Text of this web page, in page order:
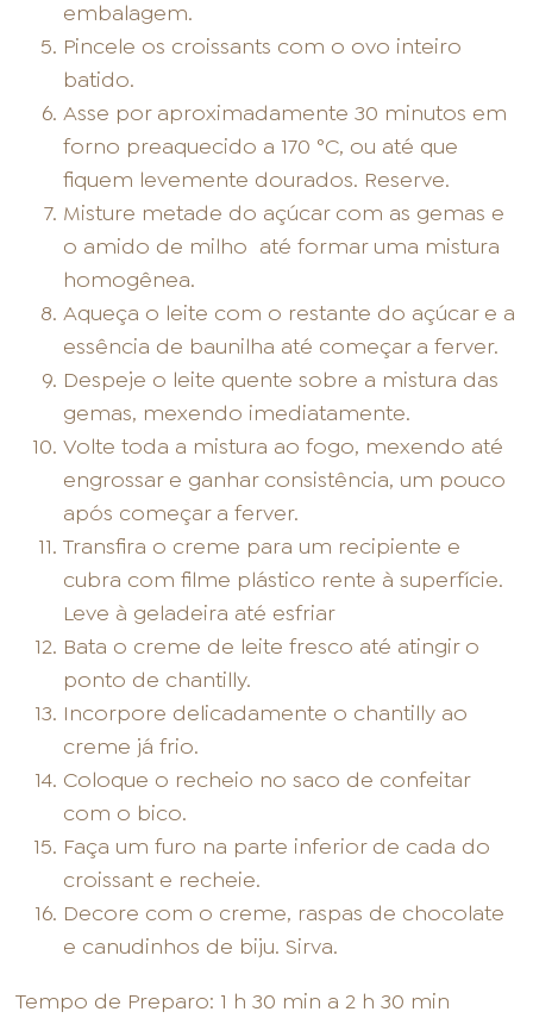
embalagem.
Pincele os croissants com o ovo inteiro
batido.
Asse por aproximadamente 30 minutos em
forno preaquecido a 170 °C, ou até que
fiquem levemente dourados. Reserve.
Misture metade do açúcar com as gemas e
o amido de milho até formar uma mistura
homogênea.
Aqueça o leite com o restante do açúcar e a
essência de baunilha até começar a ferver.
Despeje o leite quente sobre a mistura das
gemas, mexendo imediatamente.
Volte toda a mistura ao fogo, mexendo até
engrossar e ganhar consistência, um pouco
após começar a ferver.
Transfira o creme para um recipiente e
cubra com filme plástico rente à superfície.
Leve à geladeira até esfriar
Bata o creme de leite fresco até atingir o
ponto de chantilly.
Incorpore delicadamente o chantilly ao
creme já frio.
Coloque o recheio no saco de confeitar
com o bico.
Faça um furo na parte inferior de cada do
croissant e recheie.
Decore com o creme, raspas de chocolate
e canudinhos de biju. Sirva.
Tempo de Preparo: 1 h 30 min a 2 h 30 min